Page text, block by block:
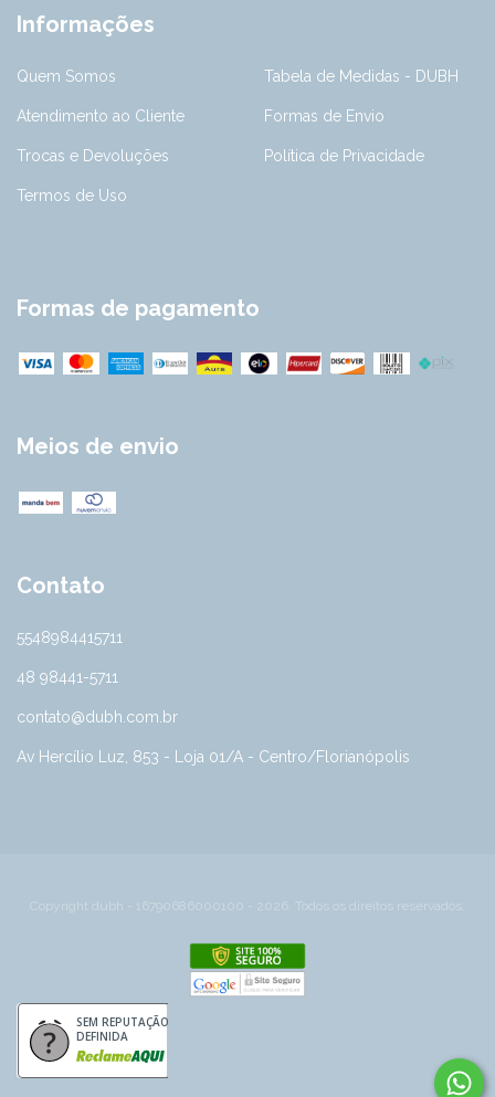
Informações
Quem Somos Tabela de Medidas - DUBH
Atendimento ao Cliente Formas de Envio
Trocas e Devoluções Política de Privacidade
Termos de Uso
Formas de pagamento
Meios de envio
Contato
5548984415711
48 98441-5711
contato@dubh.com.br
Av Hercílio Luz, 853 - Loja 01/A - Centro/Florianópolis
Copyright dubh - 16790686000100 - 2026. Todos os direitos reservados.
SEM REPUTAÇÃO
DEFINIDA